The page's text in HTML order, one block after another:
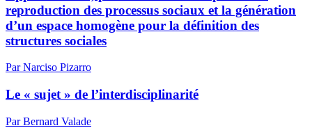
reproduction des processus sociaux et la génération
d’un espace homogène pour la définition des
structures sociales
Par Narciso Pizarro
Le « sujet » de l’interdisciplinarité
Par Bernard Valade